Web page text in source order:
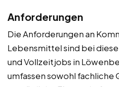
Anforderungen
Die Anforderungen an
Lebensmittel sind bei
und Vollzeitjobs in
umfassen sowohl fachliche